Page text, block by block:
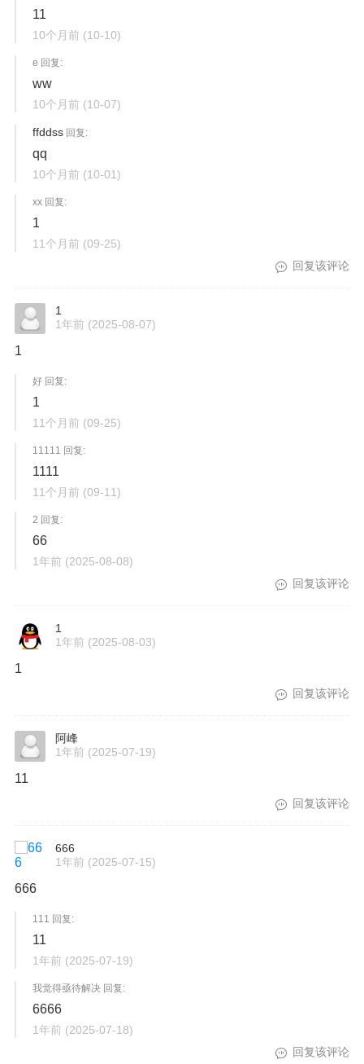
11
10个月前 (10-10)
e 回复:
ww
10个月前 (10-07)
ffddss 回复:
qq
10个月前 (10-01)
xx 回复:
1
11个月前 (09-25)
回复该评论
1
1年前 (2025-08-07)
1
好 回复:
1
11个月前 (09-25)
11111 回复:
1111
11个月前 (09-11)
2 回复:
66
1年前 (2025-08-08)
回复该评论
1
1年前 (2025-08-03)
1
回复该评论
阿峰
1年前 (2025-07-19)
11
回复该评论
666
1年前 (2025-07-15)
666
111 回复:
11
1年前 (2025-07-19)
我觉得亟待解决 回复:
6666
1年前 (2025-07-18)
回复该评论